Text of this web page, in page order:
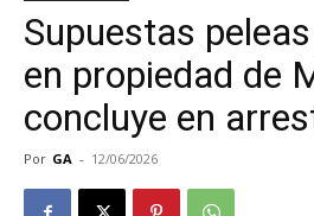
Supuestas
en propiedad de
concluye en
Por GA - 12/06/2026